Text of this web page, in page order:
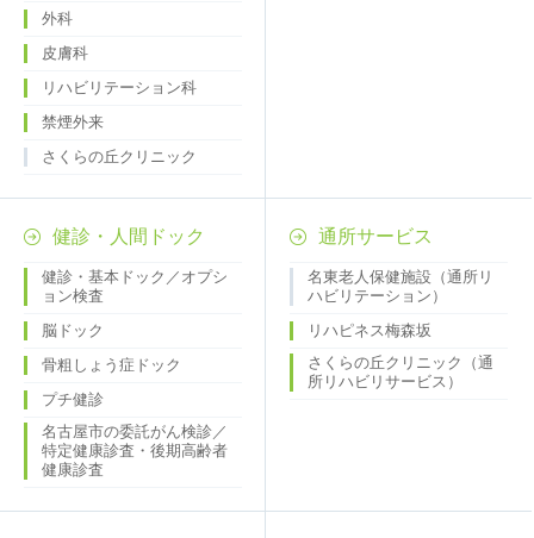
外科
皮膚科
リハビリテーション科
禁煙外来
さくらの丘クリニック
健診・人間ドック
健診・基本ドック／オプシ
ョン検査
脳ドック
骨粗しょう症ドック
プチ健診
名古屋市の委託がん検診／
特定健康診査・後期高齢者
健康診査
通所サービス
名東老人保健施設（通所リ
ハビリテーション）
リハピネス梅森坂
さくらの丘クリニック（通
所リハビリサービス）